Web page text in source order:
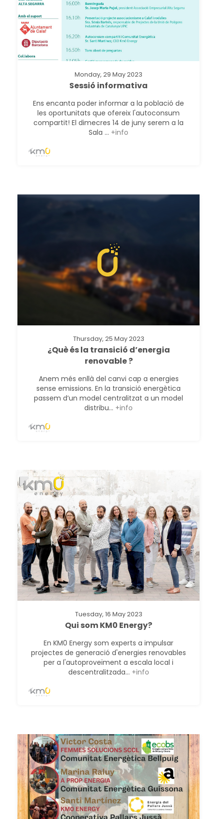
Monday, 29 May 2023
Sessió informativa
Ens encanta poder informar a la població de
les oportunitats que ofereix l'autoconsum
compartit! El dimecres 14 de juny serem a la
Sala ... +info
Thursday, 25 May 2023
¿Què és la transició d’energia
renovable ?
Anem més enllà del canvi cap a energies
sense emissions. En la transició energètica
passem d’un model centralitzat a un model
distribu... +info
Tuesday, 16 May 2023
Qui som KM0 Energy?
En KM0 Energy som experts a impulsar
projectes de generació d'energies renovables
per a l'autoproveïment a escala local i
descentralitzada... +info